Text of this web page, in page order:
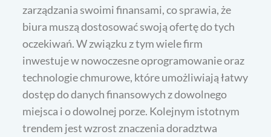
zarządzania swoimi finansami, co sprawia, że
biura muszą dostosować swoją ofertę do tych
oczekiwań. W związku z tym wiele firm
inwestuje w nowoczesne oprogramowanie oraz
technologie chmurowe, które umożliwiają łatwy
dostęp do danych finansowych z dowolnego
miejsca i o dowolnej porze. Kolejnym istotnym
trendem jest wzrost znaczenia doradztwa